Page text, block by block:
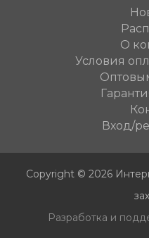
О
Условия
Вход/
Copyright © 2026
Разработка и